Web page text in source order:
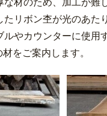
リボン杢が光のあた
やカウンターに使用
をご案内します。